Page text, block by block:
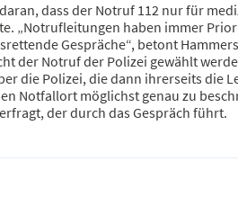
dass der Notruf 112 nur für
„Notrufleitungen haben immer
Gespräche“, betont
der Notruf der Polizei gewählt
die Polizei, die dann ihrerseits die
Notfallort möglichst genau zu
der durch das Gespräch führt.